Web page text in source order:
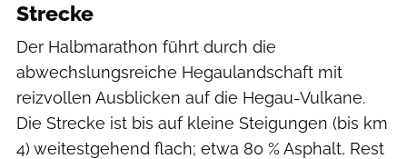
Strecke
Der Halbmarathon führt durch die
abwechslungsreiche Hegaulandschaft mit
reizvollen Ausblicken auf die Hegau-Vulkane.
Die Strecke ist bis auf kleine Steigungen (bis km
4) weitestgehend flach; etwa 80 % Asphalt, Rest